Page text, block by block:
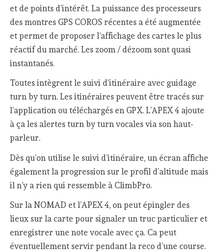
et de points d’intérêt. La puissance des processeurs
des montres GPS COROS récentes a été augmentée
et permet de proposer l’affichage des cartes le plus
réactif du marché. Les zoom / dézoom sont quasi
instantanés.
Toutes intègrent le suivi d’itinéraire avec guidage
turn by turn. Les itinéraires peuvent être tracés sur
l’application ou téléchargés en GPX. L’APEX 4 ajoute
à ça les alertes turn by turn vocales via son haut-
parleur.
Dès qu’on utilise le suivi d’itinéraire, un écran affiche
également la progression sur le profil d’altitude mais
il n’y a rien qui ressemble à ClimbPro.
Sur la NOMAD et l’APEX 4, on peut épingler des
lieux sur la carte pour signaler un truc particulier et
enregistrer une note vocale avec ça. Ca peut
éventuellement servir pendant la reco d’une course.